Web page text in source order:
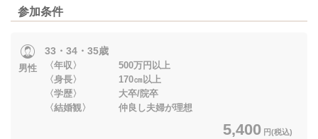
参加条件
男性
33・34・35歳
〈年収〉 500万円以上
〈身長〉 170㎝以上
〈学歴〉 大卒/院卒
〈結婚観〉 仲良し夫婦が理想
5,400 円(税込)